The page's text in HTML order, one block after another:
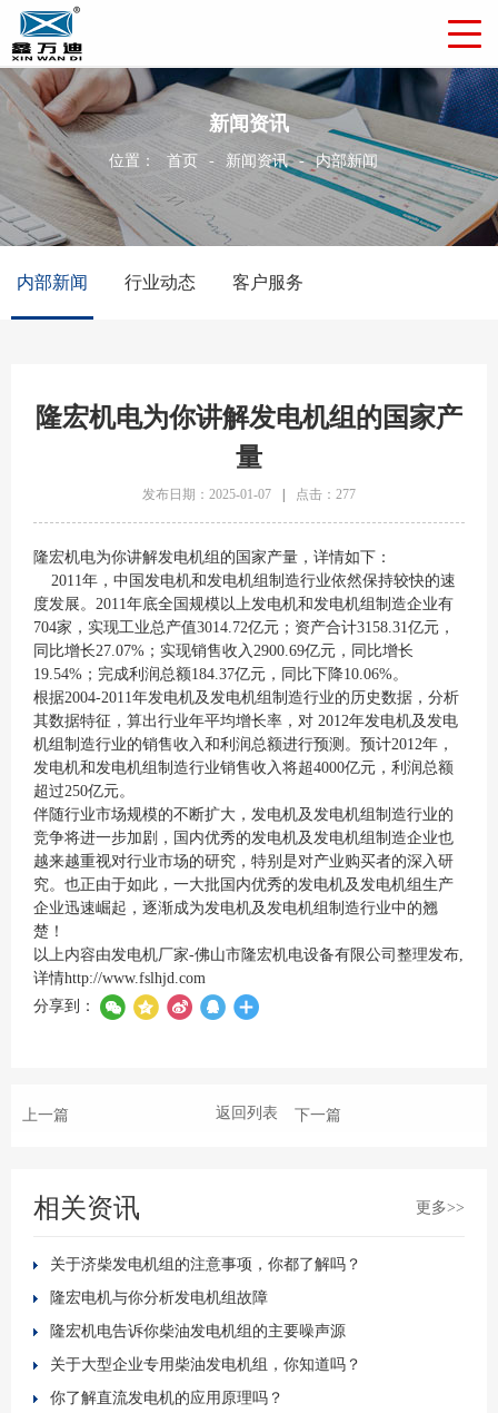
新闻资讯
位置： 首页 - 新闻资讯 - 内部新闻
内部新闻 行业动态 客户服务
隆宏机电为你讲解发电机组的国家产
量
发布日期：2025-01-07 点击：277
隆宏机电为你讲解发电机组的国家产量，详情如下：
2011年，中国发电机和发电机组制造行业依然保持较快的速
度发展。2011年底全国规模以上发电机和发电机组制造企业有
704家，实现工业总产值3014.72亿元；资产合计3158.31亿元，
同比增长27.07%；实现销售收入2900.69亿元，同比增长
19.54%；完成利润总额184.37亿元，同比下降10.06%。
根据2004-2011年发电机及发电机组制造行业的历史数据，分析
其数据特征，算出行业年平均增长率，对 2012年发电机及发电
机组制造行业的销售收入和利润总额进行预测。预计2012年，
发电机和发电机组制造行业销售收入将超4000亿元，利润总额
超过250亿元。
伴随行业市场规模的不断扩大，发电机及发电机组制造行业的
竞争将进一步加剧，国内优秀的发电机及发电机组制造企业也
越来越重视对行业市场的研究，特别是对产业购买者的深入研
究。也正由于如此，一大批国内优秀的发电机及发电机组生产
企业迅速崛起，逐渐成为发电机及发电机组制造行业中的翘
楚！
以上内容由发电机厂家-佛山市隆宏机电设备有限公司整理发布,
详情http://www.fslhjd.com
分享到：
上一篇 下一篇
返回列表
相关资讯 更多>>
关于济柴发电机组的注意事项，你都了解吗？
隆宏电机与你分析发电机组故障
隆宏机电告诉你柴油发电机组的主要噪声源
关于大型企业专用柴油发电机组，你知道吗？
你了解直流发电机的应用原理吗？